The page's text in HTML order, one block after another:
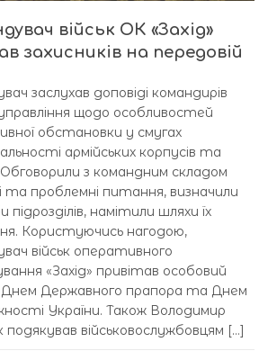
військ ОК «Захід»
захисників на передовій
заслухав доповіді командирів
управління щодо особливостей
обстановки у смугах
армійських корпусів та
з командним складом
та проблемні питання, визначили
намітили шляхи їх
Користуючись нагодою,
військ оперативного
«Захід» привітав особовий
Днем Державного прапора та Днем
України. Також Володимир
військовослужбовцям […]